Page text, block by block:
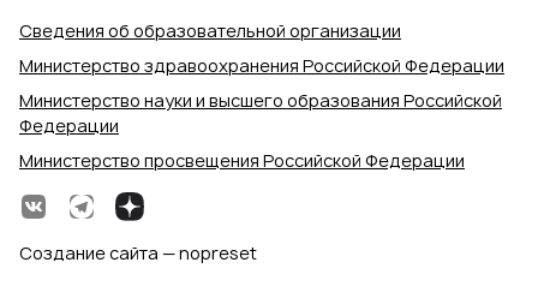
Сведения об образовательной организации
Министерство здравоохранения Российской Федерации
Министерство науки и высшего образования Российской
Федерации
Министерство просвещения Российской Федерации
Создание сайта — nopreset